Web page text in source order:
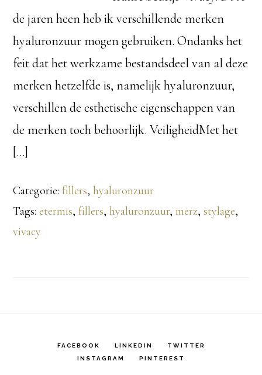
de jaren heen heb ik verschillende merken
hyaluronzuur mogen gebruiken. Ondanks het
feit dat het werkzame bestandsdeel van al deze
merken hetzelfde is, namelijk hyaluronzuur,
verschillen de esthetische eigenschappen van
de merken toch behoorlijk. VeiligheidMet het
[…]
Categorie:fillers,hyaluronzuur
Tags:etermis,fillers,hyaluronzuur,merz,stylage,
vivacy
FACEBOOK LINKEDIN
TWITTER
INSTAGRAM
PINTEREST